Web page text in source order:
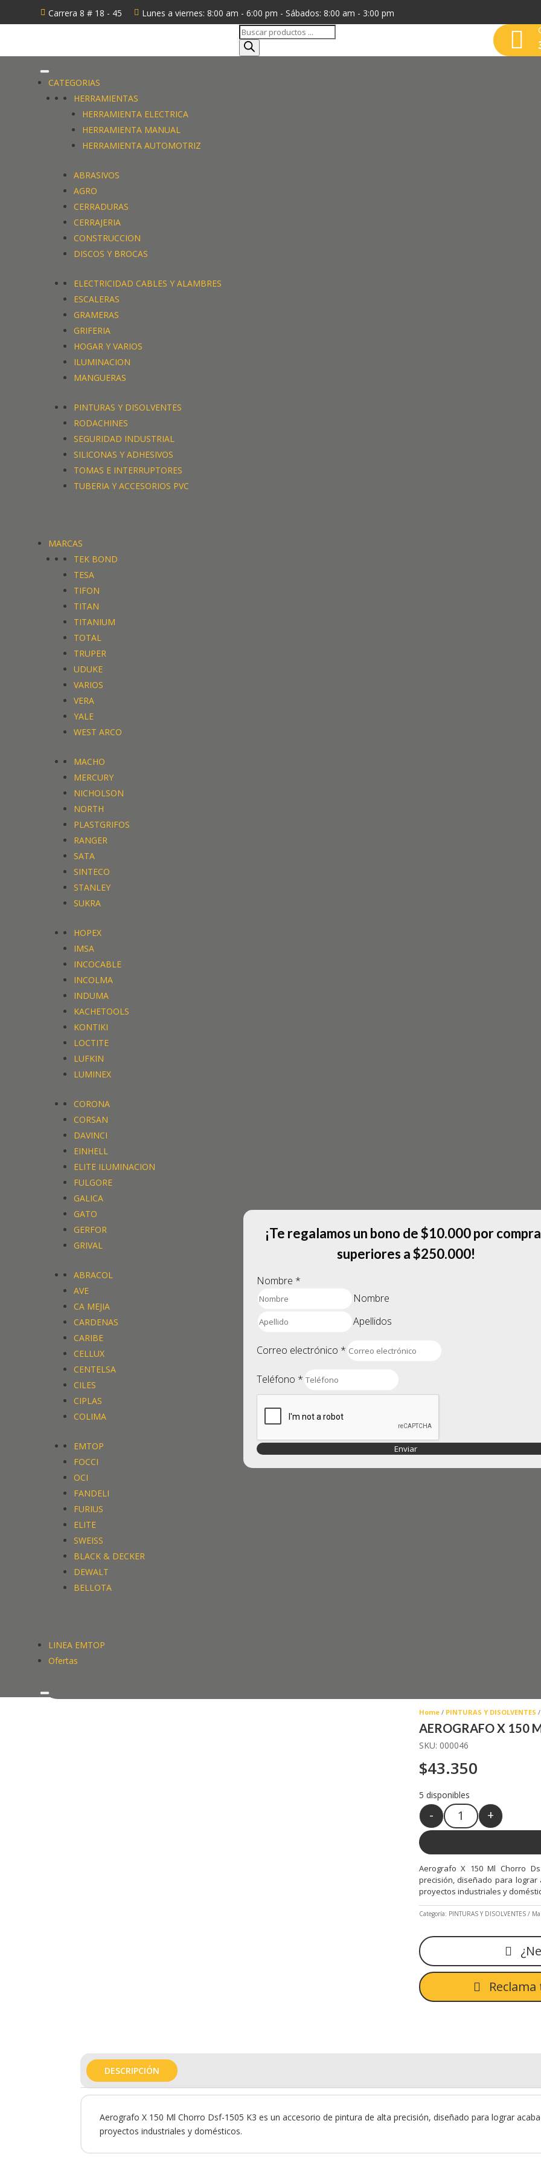
 Carrera 8 # 18 - 45  Lunes a viernes: 8:00 am - 6:00 pm - Sábados: 8:00 am - 3:00 pm
Búsqueda
de
productos

CATEGORIAS
HERRAMIENTAS
HERRAMIENTA ELECTRICA
HERRAMIENTA MANUAL
HERRAMIENTA AUTOMOTRIZ
ABRASIVOS
AGRO
CERRADURAS
CERRAJERIA
CONSTRUCCION
DISCOS Y BROCAS
ELECTRICIDAD CABLES Y ALAMBRES
ESCALERAS
GRAMERAS
GRIFERIA
HOGAR Y VARIOS
ILUMINACION
MANGUERAS
PINTURAS Y DISOLVENTES
RODACHINES
SEGURIDAD INDUSTRIAL
SILICONAS Y ADHESIVOS
TOMAS E INTERRUPTORES
TUBERIA Y ACCESORIOS PVC
MARCAS
TEK BOND
TESA
TIFON
TITAN
TITANIUM
TOTAL
TRUPER
UDUKE
VARIOS
VERA
YALE
WEST ARCO
MACHO
MERCURY
NICHOLSON
NORTH
PLASTGRIFOS
RANGER
SATA
SINTECO
STANLEY
SUKRA
HOPEX
IMSA
INCOCABLE
INCOLMA
INDUMA
KACHETOOLS
KONTIKI
LOCTITE
LUFKIN
LUMINEX
CORONA
CORSAN
DAVINCI
EINHELL
ELITE ILUMINACION
FULGORE
GALICA
GATO
GERFOR
GRIVAL
ABRACOL
AVE
CA MEJIA
CARDENAS
CARIBE
CELLUX
CENTELSA
CILES
CIPLAS
COLIMA
EMTOP
FOCCI
OCI
FANDELI
FURIUS
ELITE
SWEISS
BLACK & DECKER
DEWALT
BELLOTA
LINEA EMTOP
Ofertas
CATEGORIAS
HERRAMIENTAS
HERRAMIENTA ELECTRICA
HERRAMIENTA MANUAL
HERRAMIENTA AUTOMOTRIZ
ABRASIVOS
AGRO
CERRADURAS
CERRAJERIA
CONSTRUCCION
DISCOS Y BROCAS
ELECTRICIDAD CABLES Y ALAMBRES
ESCALERAS
GRAMERAS
GRIFERIA
HOGAR Y VARIOS
ILUMINACION
MANGUERAS
PINTURAS Y DISOLVENTES
RODACHINES
SEGURIDAD INDUSTRIAL
SILICONAS Y ADHESIVOS
TOMAS E INTERRUPTORES
TUBERIA Y ACCESORIOS PVC
MARCAS
TEK BOND
TESA
TIFON
TITAN
TITANIUM
TOTAL
TRUPER
UDUKE
VARIOS
VERA
YALE
WEST ARCO
MACHO
MERCURY
NICHOLSON
NORTH
PLASTGRIFOS
RANGER
SATA
SINTECO
STANLEY
SUKRA
HOPEX
IMSA
INCOCABLE
INCOLMA
INDUMA
KACHETOOLS
KONTIKI
LOCTITE
LUFKIN
LUMINEX
CORONA
CORSAN
DAVINCI
EINHELL
ELITE ILUMINACION
FULGORE
GALICA
GATO
GERFOR
GRIVAL
ABRACOL
AVE
CA MEJIA
CARDENAS
CARIBE
CELLUX
CENTELSA
CILES
CIPLAS
COLIMA
EMTOP
FOCCI
OCI
FANDELI
FURIUS
ELITE
SWEISS
BLACK & DECKER
DEWALT
BELLOTA
LINEA EMTOP
Ofertas
Home/ PINTURAS Y DISOLVENTES /
AEROGRAFO X 150
SKU: 000046
$43.350
5 disponibles
Quantity
- +
Aerografo X 150 Ml Chorro
precisión, diseñado para
proyectos industriales y
Categoría: PINTURAS Y DISOLVENTES
Home / PINTURAS Y DISOLVENTES
AEROGRAFO X 150
SKU: 000046
$43.350
5 disponibles
Quantity
- +
Aerografo X 150 Ml Chorro
precisión, diseñado para
proyectos industriales y
Categoría: PINTURAS Y DISOLVENTES
DESCRIPCIÓN
Aerografo X 150 Ml Chorro Dsf-1505 K3 es un accesorio de pintura de alta precisión, diseñado para lograr
proyectos industriales y domésticos.
¡Te regalamos un bono de $10.000 por
superiores a $250.000!
Nombre *
Nombre
Apellidos
Correo electrónico *
Teléfono *
Enviar